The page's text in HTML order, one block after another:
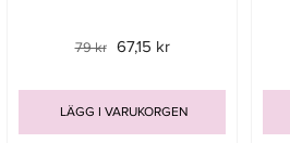
79 kr 67,15 kr
LÄGG I VARUKORGEN